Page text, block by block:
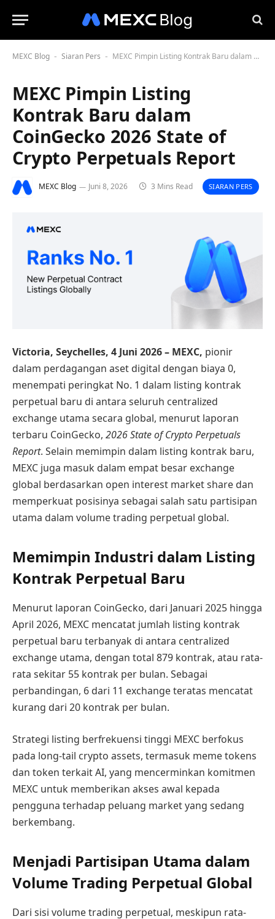
MEXC Blog - Siaran Pers - MEXC Pimpin Listing Kontrak Baru dalam CoinGecko 2026 State of Crypto Perpetuals Report
MEXC Pimpin Listing
Kontrak Baru dalam
CoinGecko 2026 State of
Crypto Perpetuals Report
MEXC Blog Juni 8, 2026 3 Mins Read SIARAN PERS
Victoria, Seychelles, 4 Juni 2026 – MEXC, pionir
dalam perdagangan aset digital dengan biaya 0,
menempati peringkat No. 1 dalam listing kontrak
perpetual baru di antara seluruh centralized
exchange utama secara global, menurut laporan
terbaru CoinGecko, 2026 State of Crypto Perpetuals
Report. Selain memimpin dalam listing kontrak baru,
MEXC juga masuk dalam empat besar exchange
global berdasarkan open interest market share dan
memperkuat posisinya sebagai salah satu partisipan
utama dalam volume trading perpetual global.
Memimpin Industri dalam Listing
Kontrak Perpetual Baru
Menurut laporan CoinGecko, dari Januari 2025 hingga
April 2026, MEXC mencatat jumlah listing kontrak
perpetual baru terbanyak di antara centralized
exchange utama, dengan total 879 kontrak, atau rata-
rata sekitar 55 kontrak per bulan. Sebagai
perbandingan, 6 dari 11 exchange teratas mencatat
kurang dari 20 kontrak per bulan.
Strategi listing berfrekuensi tinggi MEXC berfokus
pada long-tail crypto assets, termasuk meme tokens
dan token terkait AI, yang mencerminkan komitmen
MEXC untuk memberikan akses awal kepada
pengguna terhadap peluang market yang sedang
berkembang.
Menjadi Partisipan Utama dalam
Volume Trading Perpetual Global
Dari sisi volume trading perpetual, meskipun rata-